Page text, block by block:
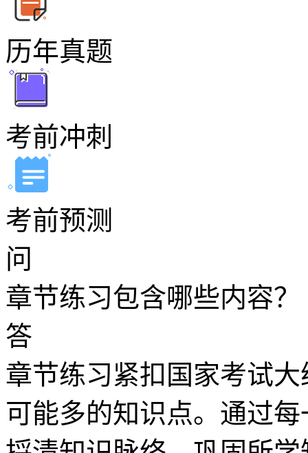
历年真题
考前冲刺
考前预测
问
章节练习包含哪些内容？
答
章节练习紧扣国家考试
可能多的知识点。通过